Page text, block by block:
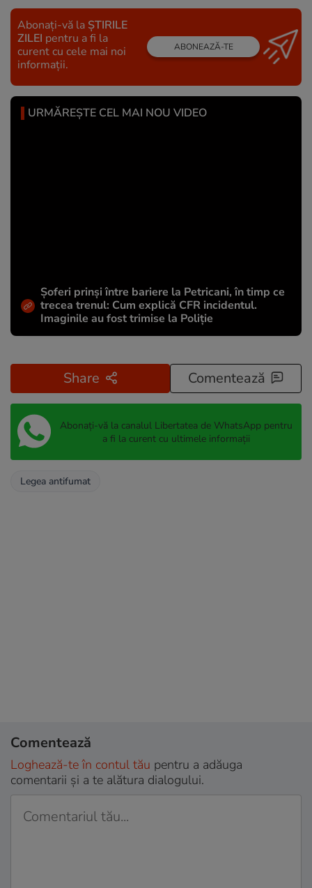
Abonați-vă la ȘTIRILE
ZILEI pentru a fi la
curent cu cele mai noi
informații.
ABONEAZĂ-TE
URMĂREȘTE CEL MAI NOU VIDEO
Șoferi prinși între bariere la Petricani, în timp ce
trecea trenul: Cum explică CFR incidentul.
Imaginile au fost trimise la Poliție
Share Comentează
Abonați-vă la canalul Libertatea de WhatsApp pentru
a fi la curent cu ultimele informații
Legea antifumat
Comentează
Loghează-te în contul tău pentru a adăuga
comentarii și a te alătura dialogului.